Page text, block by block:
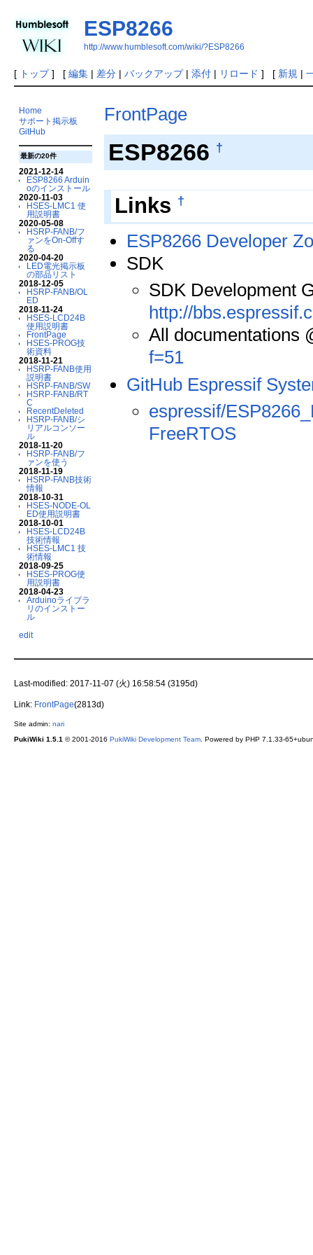
ESP8266
http://www.humblesoft.com/wiki/?ESP8266
[ トップ] [ 編集| 差分| バックアップ| 添付| リロード ] [ 新規 |
Home
サポート掲示板
GitHub
最新の20件
2021-12-14
ESP8266 Arduin
oのインストール
2020-11-03
HSES-LMC1 使
用説明書
2020-05-08
HSRP-FANB/フ
ァンをOn-Offす
る
2020-04-20
LED電光掲示板
の部品リスト
2018-12-05
HSRP-FANB/OL
ED
2018-11-24
HSES-LCD24B
使用説明書
FrontPage
HSES-PROG技
術資料
2018-11-21
HSRP-FANB使用
説明書
HSRP-FANB/SW
HSRP-FANB/RT
C
RecentDeleted
HSRP-FANB/シ
リアルコンソー
ル
2018-11-20
HSRP-FANB/フ
ァンを使う
2018-11-19
HSRP-FANB技術
情報
2018-10-31
HSES-NODE-OL
ED使用説明書
2018-10-01
HSES-LCD24B
技術情報
HSES-LMC1 技
術情報
2018-09-25
HSES-PROG使
用説明書
2018-04-23
Arduinoライブラ
リのインストー
ル
edit
FrontPage
ESP8266 †
Links †
ESP8266 Developer
SDK
SDK Development
http://
All documentations
f=51
GitHub Espressif
espressif/
FreeRTOS
Last-modified: 2017-11-07 (火) 16:58:54 (3195d)
Link: FrontPage(2813d)
Site admin: nari
PukiWiki 1.5.1 © 2001-2016 PukiWiki Development Team. Powered by PHP 7.1.33-